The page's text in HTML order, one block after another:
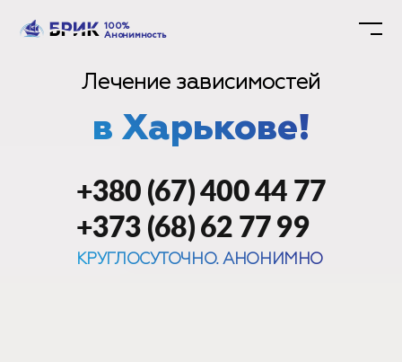
100%
Анонимность
+380 (67) 400 44 77
+373 (68) 62 77 99
КРУГЛОСУТОЧНО. АНОНИМНО
Лечение зависимостей
в Харькове!